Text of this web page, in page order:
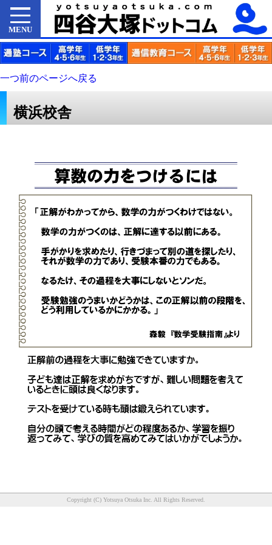
MENU
一つ前のページへ戻る
横浜校舎
Copyright (C) Yotsuya Otsuka Inc. All Rights Reserved.